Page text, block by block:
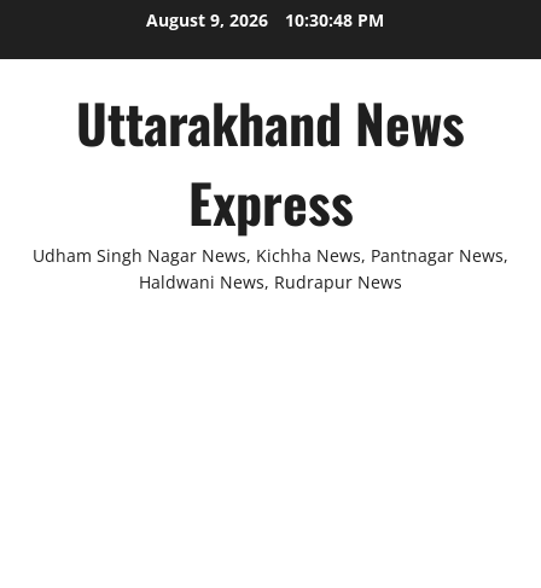
August 9, 2026 10:30:48 PM
Uttarakhand News
Express
Udham Singh Nagar News, Kichha News, Pantnagar News,
Haldwani News, Rudrapur News